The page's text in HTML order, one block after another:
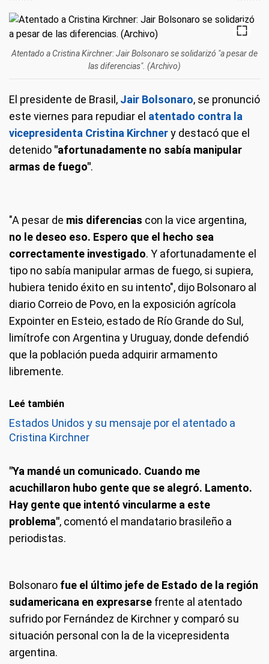
Atentado a Cristina Kirchner: Jair Bolsonaro se solidarizó "a pesar de
las diferencias". (Archivo)
El presidente de Brasil, Jair Bolsonaro, se pronunció
este viernes para repudiar el atentado contra la
vicepresidenta Cristina Kirchnery destacó que el
detenido "afortunadamente no sabía manipular
armas de fuego".
"A pesar de mis diferencias con la vice argentina,
no le deseo eso. Espero que el hecho sea
correctamente investigado. Y afortunadamente el
tipo no sabía manipular armas de fuego, si supiera,
hubiera tenido éxito en su intento", dijo Bolsonaro al
diario Correio de Povo, en la exposición agrícola
Expointer en Esteio, estado de Río Grande do Sul,
limítrofe con Argentina y Uruguay, donde defendió
que la población pueda adquirir armamento
libremente.
Leé también
Estados Unidos y su mensaje por el atentado a
Cristina Kirchner
"Ya mandé un comunicado. Cuando me
acuchillaron hubo gente que se alegró. Lamento.
Hay gente que intentó vincularme a este
problema", comentó el mandatario brasileño a
periodistas.
Bolsonaro fue el último jefe de Estado de la región
sudamericana en expresarse frente al atentado
sufrido por Fernández de Kirchner y comparó su
situación personal con la de la vicepresidenta
argentina.